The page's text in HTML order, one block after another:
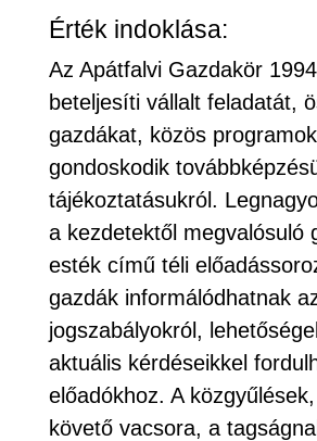
Érték indoklása:
Az Apátfalvi Gazdakör
beteljesíti vállalt feladatát,
gazdákat, közös
gondoskodik
tájékoztatásukról.
a kezdetektől megvalósuló
esték című téli
gazdák informálódhatnak
jogszabályokról,
aktuális kérdéseikkel
előadókhoz. A
követő vacsora, a